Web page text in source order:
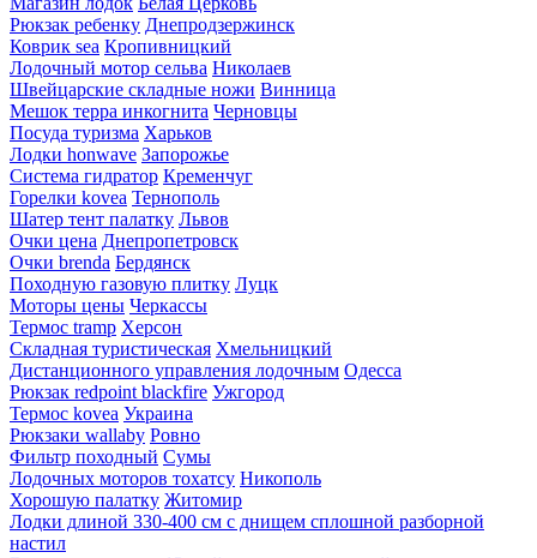
Рюкзак ребенку Днепродзержинск
Коврик sea Кропивницкий
Лодочный мотор сельва Николаев
Швейцарские складные ножи Винница
Мешок терра инкогнита Черновцы
Посуда туризма Харьков
Лодки honwave Запорожье
Система гидратор Кременчуг
Горелки kovea Тернополь
Шатер тент палатку Львов
Очки цена Днепропетровск
Очки brenda Бердянск
Походную газовую плитку Луцк
Моторы цены Черкассы
Термос tramp Херсон
Складная туристическая Хмельницкий
Дистанционного управления лодочным Одесса
Рюкзак redpoint blackfire Ужгород
Термос kovea Украина
Рюкзаки wallaby Ровно
Фильтр походный Сумы
Лодочных моторов тохатсу Никополь
Хорошую палатку Житомир
Лодки длиной 330-400 см с днищем сплошной разборной
настил